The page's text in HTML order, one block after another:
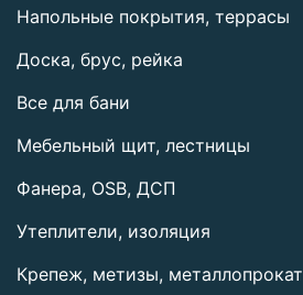
Напольные покрытия, террасы
Доска, брус, рейка
Все для бани
Мебельный щит, лестницы
Фанера, OSB, ДСП
Утеплители, изоляция
Крепеж, метизы, металлопрокат